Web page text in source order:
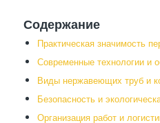
Содержание
Практическая значимость
Современные технологии и
Виды нержавеющих труб и
Безопасность и
Организация работ и